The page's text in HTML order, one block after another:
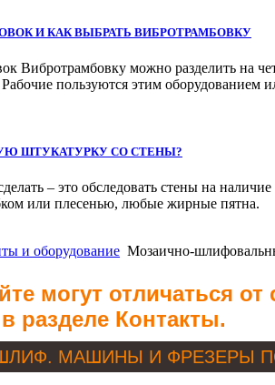
И КАК ВЫБРАТЬ ВИБРОТРАМБОВКУ
Вибротрамбовку можно разделить на
пользуются этим оборудованием
ШТУКАТУРКУ СО СТЕНЫ?
– это обследовать стены на
или плесенью, любые жирные пятна.
и оборудование Мозаично-
могут отличаться
разделе Контакты.
МАШИНЫ И ФРЕЗЕРЫ